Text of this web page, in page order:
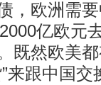
，欧洲需
亿欧元
既然欧美
来跟中国